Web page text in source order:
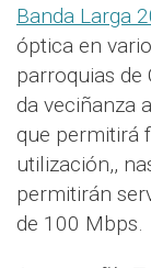
Banda Larga
óptica en
parroquias de
da veciñanza
que permitirá
utilización,,
permitirán
de 100 Mbps.